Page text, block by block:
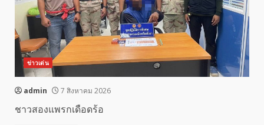
ข่าวเด่น
admin 7 สิงหาคม 2026
ชาวสองแพรกเดือดร้อ